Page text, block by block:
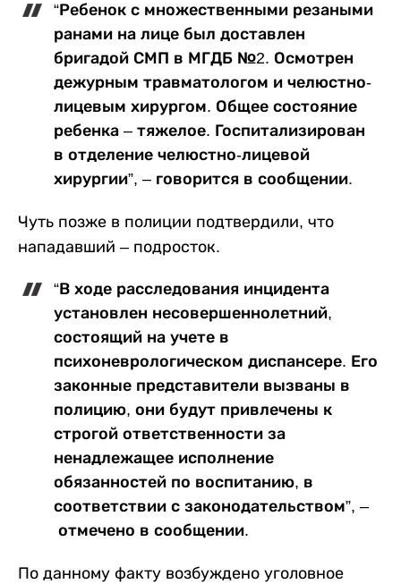
“Ребенок с множественными резаными
ранами на лице был доставлен
бригадой СМП в МГДБ №2. Осмотрен
дежурным травматологом и челюстно-
лицевым хирургом. Общее состояние
ребенка – тяжелое. Госпитализирован
в отделение челюстно-лицевой
хирургии”, – говорится в сообщении.
Чуть позже в полиции подтвердили, что
нападавший – подросток.
“В ходе расследования инцидента
установлен несовершеннолетний,
состоящий на учете в
психоневрологическом диспансере. Его
законные представители вызваны в
полицию, они будут привлечены к
строгой ответственности за
ненадлежащее исполнение
обязанностей по воспитанию, в
соответствии с законодательством”, –
отмечено в сообщении.
По данному факту возбуждено уголовное